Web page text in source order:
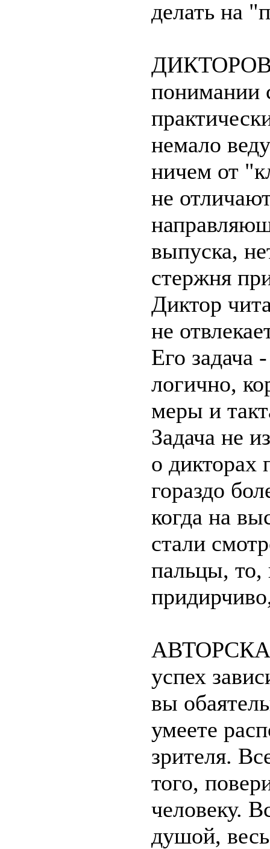
делать на
понимании
немало
ничем от
не
выпуска,
стержня
Диктор
не
Его задача
логично,
меры и
Задача не
о
гораздо
когда на
стали
пальцы, то,
успех
вы
умеете
зрителя.
того,
человеку.
душой,